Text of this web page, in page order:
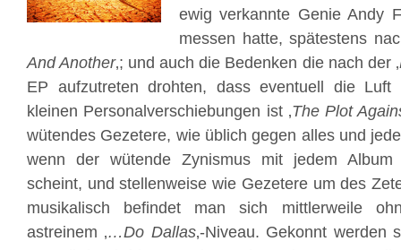
ewig verkannte Genie Andy
messen hatte, spätestens
And Another‚; und auch die Bedenken die nach der ‚
EP aufzutreten drohten, dass eventuell die
kleinen Personalverschiebungen ist ‚The Plot
wütendes Gezetere, wie üblich gegen alles und
wenn der wütende Zynismus mit jedem
scheint, und stellenweise wie Gezetere um des
musikalisch befindet man sich mittlerweile
astreinem ‚…Do Dallas‚-Niveau. Gekonnt werden